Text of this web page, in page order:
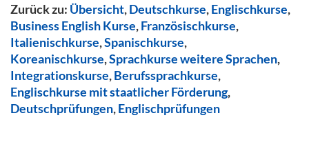
Zurück zu: Übersicht,Deutschkurse,Englischkurse,
Business English Kurse,Französischkurse,
Italienischkurse,Spanischkurse,
Koreanischkurse,Sprachkurse weitere Sprachen,
Integrationskurse,Berufssprachkurse,
Englischkurse mit staatlicher Förderung,
Deutschprüfungen,Englischprüfungen